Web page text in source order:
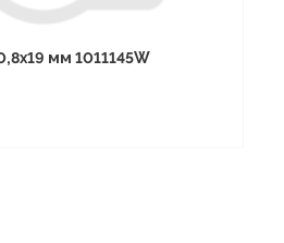
мм 1011145W